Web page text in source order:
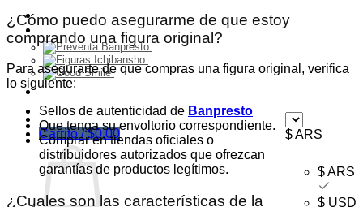
Ingresos del mes
Preventa
Ofertas
$ ARS
$ ARS
$ USD
Carrito /$0,00
¿Cómo puedo asegurarme de que estoy
comprando una figura original?
Para asegurarte de que compras una figura original, verifica
lo siguiente:
Sellos de autenticidad de Banpresto
Que tenga su envoltorio correspondiente.
Comprar en tiendas oficiales o
distribuidores autorizados que ofrezcan
garantías de productos legítimos.
¿Cuales son las características de la